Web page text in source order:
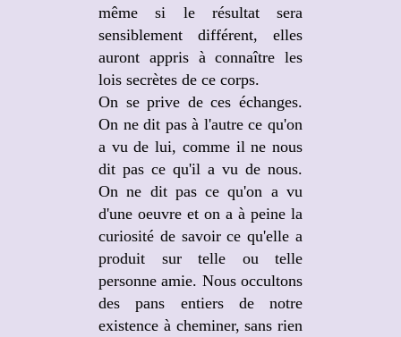
même si le résultat sera
sensiblement différent, elles
auront appris à connaître les
lois secrètes de ce corps.
On se prive de ces échanges.
On ne dit pas à l'autre ce qu'on
a vu de lui, comme il ne nous
dit pas ce qu'il a vu de nous.
On ne dit pas ce qu'on a vu
d'une oeuvre et on a à peine la
curiosité de savoir ce qu'elle a
produit sur telle ou telle
personne amie. Nous occultons
des pans entiers de notre
existence à cheminer, sans rien